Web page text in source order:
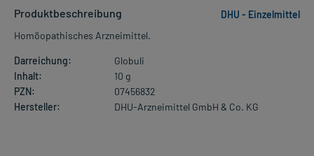
Produktbeschreibung
DHU - Einzelmittel
Homöopathisches Arzneimittel.
Darreichung:
Globuli
Inhalt:
10 g
PZN:
07456832
Hersteller:
DHU-Arzneimittel GmbH & Co. KG